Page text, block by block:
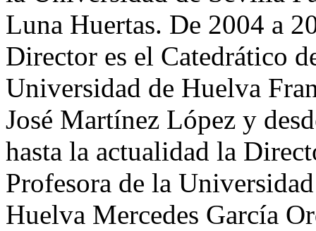
Luna Huertas. De 2004 a
Director es el Catedrático
Universidad de Huelva
José Martínez López y
hasta la actualidad la
Profesora de la
Huelva Mercedes García